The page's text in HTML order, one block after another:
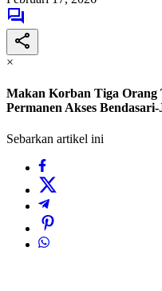
×
Makan Korban Tiga Orang
Permanen Akses
Sebarkan artikel ini